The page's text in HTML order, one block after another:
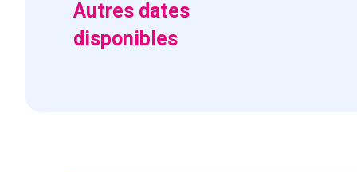
Autres dates
disponibles